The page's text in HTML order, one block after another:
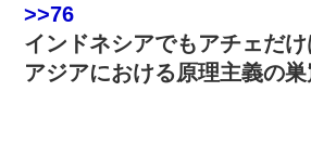
>>76
インドネシアでもアチェだ
アジアにおける原理主義の